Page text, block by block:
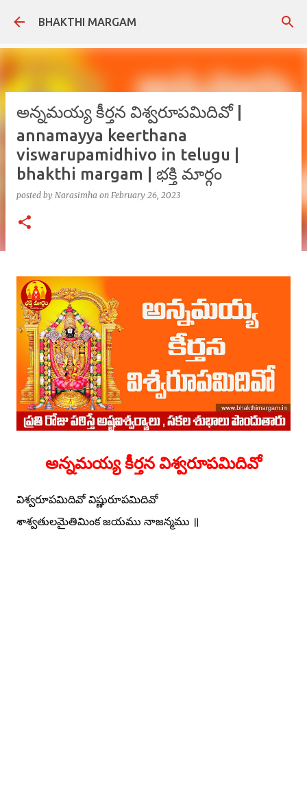
Skip to main content
BHAKTHI MARGAM
అన్నమయ్య కీర్తన విశ్వరూపమిదివో |
annamayya keerthana
viswarupamidhivo in telugu |
bhakthi margam | భక్తి మార్గం
posted by Narasimha on February 26, 2023
అన్నమయ్య కీర్తన విశ్వరూపమిదివో
విశ్వరూపమిదివో విష్ణురూపమిదివో
శాశ్వతులమైతిమింక జయము నాజన్మము ॥